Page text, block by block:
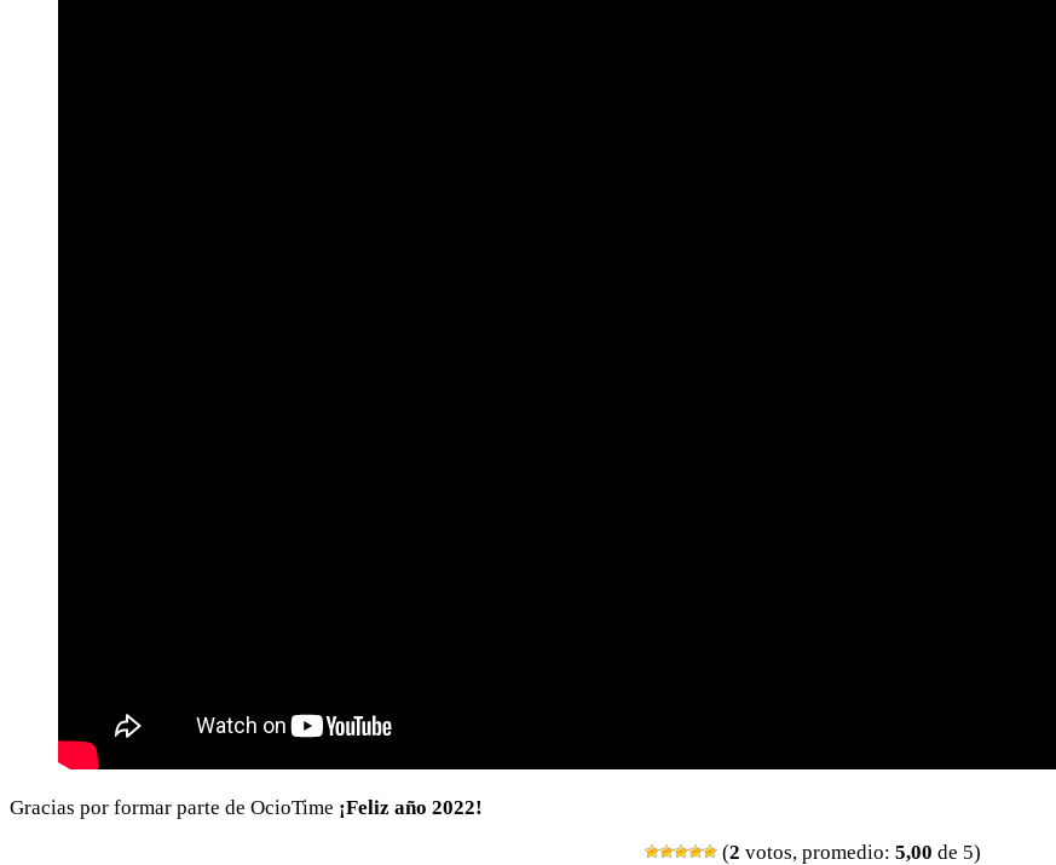
Gracias por formar parte de OcioTime ¡Feliz año 2022!
(2 votos, promedio: 5,00 de 5)